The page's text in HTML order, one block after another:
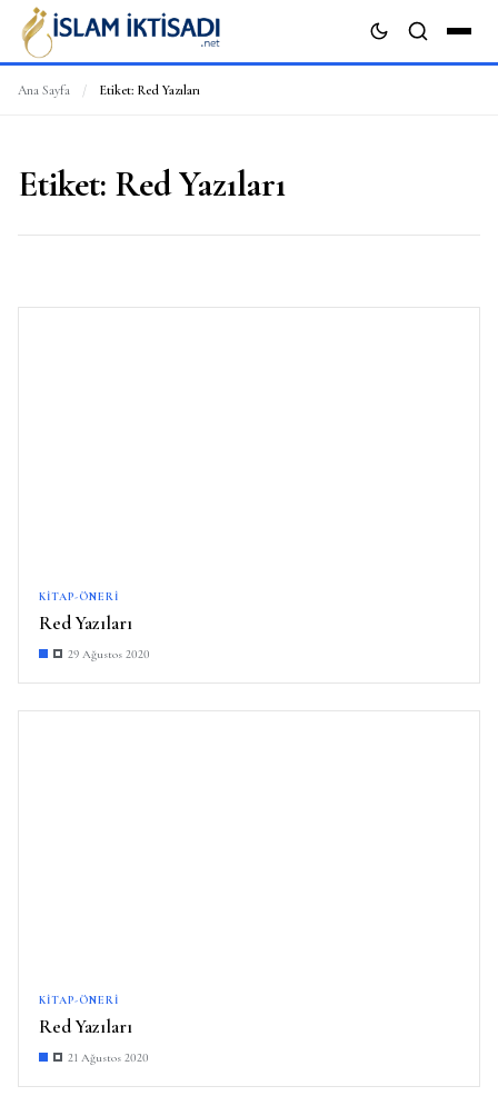
Ana Sayfa / Etiket: Red Yazıları
Etiket: Red Yazıları
KITAP-ÖNERI
Red Yazıları
29 Ağustos 2020
KITAP-ÖNERI
Red Yazıları
21 Ağustos 2020